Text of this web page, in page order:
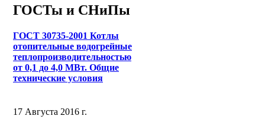
ГОСТы и СНиПы
ГОСТ 30735-2001 Котлы
отопительные водогрейные
теплопроизводительностью
от 0,1 до 4,0 МВт. Общие
технические условия
17 Августа 2016 г.